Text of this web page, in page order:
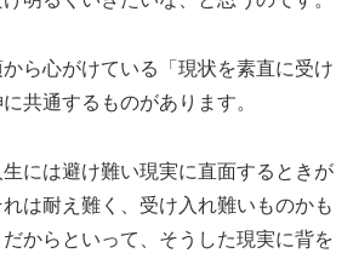
ら心がけている「現状を素直に受け
共通するものがあります。
には避け難い現実に直面するときが
は耐え難く、受け入れ難いものかも
からといって、そうした現実に背を